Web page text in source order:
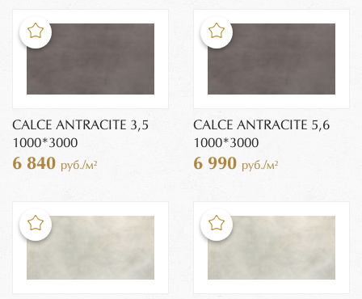
CALCE ANTRACITE 3,5
1000*3000
6 840 руб./м²
CALCE ANTRACITE 5,6
1000*3000
6 990 руб./м²